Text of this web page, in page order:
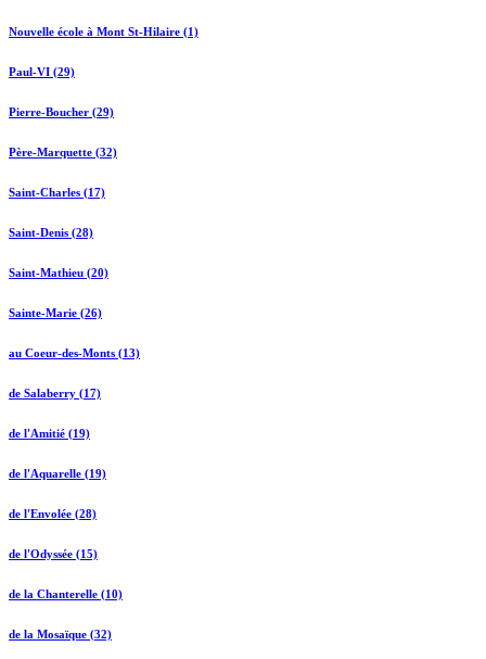
Nouvelle école à Mont St-Hilaire (1)
Paul-VI (29)
Pierre-Boucher (29)
Père-Marquette (32)
Saint-Charles (17)
Saint-Denis (28)
Saint-Mathieu (20)
Sainte-Marie (26)
au Coeur-des-Monts (13)
de Salaberry (17)
de l'Amitié (19)
de l'Aquarelle (19)
de l'Envolée (28)
de l'Odyssée (15)
de la Chanterelle (10)
de la Mosaïque (32)